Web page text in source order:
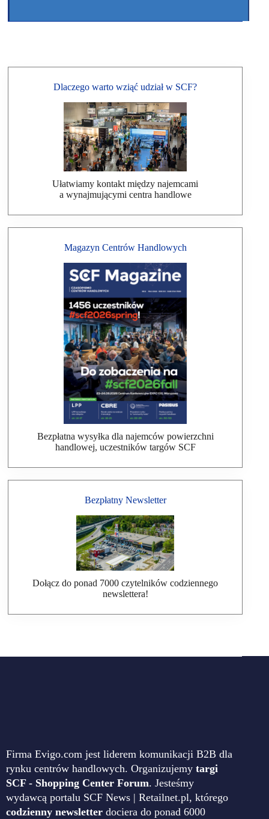
Dlaczego warto wziąć udział w SCF?
Ułatwiamy kontakt między najemcami
a wynajmującymi centra handlowe
Magazyn Centrów Handlowych
Bezpłatna wysyłka dla najemców powierzchni
handlowej, uczestników targów SCF
Bezpłatny Newsletter
Dołącz do ponad 7000 czytelników codziennego
newslettera!
Firma Evigo.com jest liderem komunikacji B2B dla
rynku centrów handlowych. Organizujemy targi
SCF - Shopping Center Forum. Jesteśmy
wydawcą portalu SCF News | Retailnet.pl, którego
codzienny newsletter dociera do ponad 6000